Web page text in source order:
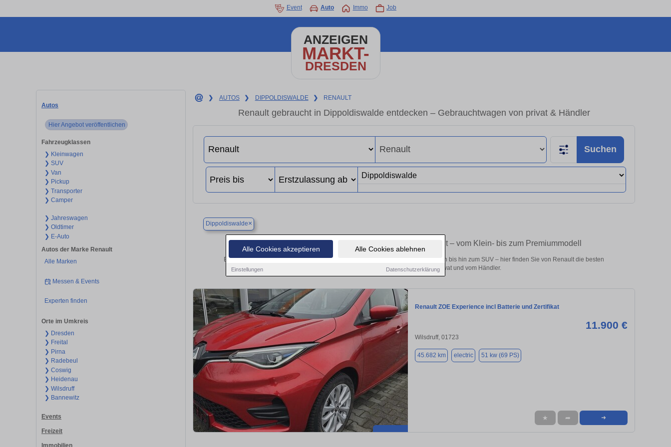
Alle Cookies akzeptieren Alle Cookies ablehnen
Einstellungen Datenschutzerklärung
Event Auto Immo Job
ANZEIGEN
MARKT-
DRESDEN
Autos
Hier Angebot veröffentlichen
Fahrzeugklassen
❯ Kleinwagen
❯ SUV
❯ Van
❯ Pickup
❯ Transporter
❯ Camper
❯ Jahreswagen
❯ Oldtimer
❯ E-Auto
Autos der Marke Renault
Alle Marken
Messen & Events
Experten finden
Orte im Umkreis
❯ Dresden
❯ Freital
❯ Pirna
❯ Radebeul
❯ Coswig
❯ Heidenau
❯ Wilsdruff
❯ Bannewitz
Events
Freizeit
Immobilien
❯ AUTOS ❯ DIPPOLDISWALDE ❯ RENAULT
Renault gebraucht in Dippoldiswalde entdecken – Gebrauchtwagen von privat & Händler
Suchen
Dippoldiswalde×
Finden Sie in Dippoldiswalde Ihren gebrauchten Renault – vom Klein- bis zum Premiummodell
Entdecken Sie in Dippoldiswalde gebrauchte Renault Fahrzeuge. Von Kleinwagen bis hin zum SUV – hier finden Sie von Renault die besten
Gebrauchtwagen in Dippoldiswalde von privat und vom Händler.
Renault ZOE Experience incl Batterie und Zertifikat
11.900 €
Wilsdruff, 01723
45.682 km electric 51 kw (69 PS)
★ ➦ ➜